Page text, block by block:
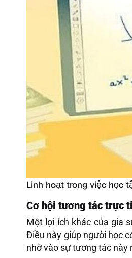
Linh hoạt trong việc học
Cơ hội tương tác trực
Một lợi ích khác của gia
Điều này giúp người học
nhờ vào sự tương tác này